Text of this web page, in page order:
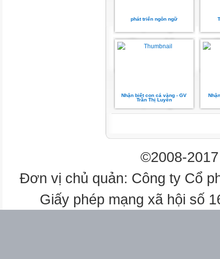
phát triển ngôn ngữ
Nhận biết con cá vàng - GV
Trần Thị Luyên
©2008-
Đơn vị chủ quản: Công ty Cổ
Giấy phép mạng xã hội số